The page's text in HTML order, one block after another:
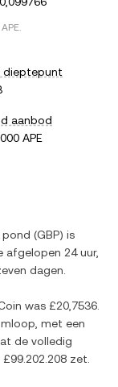
APE.
dieptepunt
aanbod
APE
pond (GBP) is
afgelopen 24 uur,
dagen.
was £20,7536
met een
de volledig
£99.202.208 zet.